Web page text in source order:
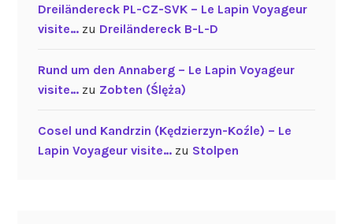
Dreiländereck PL-CZ-SVK – Le Lapin Voyageur
visite…zu Dreiländereck B-L-D
Rund um den Annaberg – Le Lapin Voyageur
visite…zu Zobten (Ślęża)
Cosel und Kandrzin (Kędzierzyn-Koźle) – Le
Lapin Voyageur visite…zu Stolpen